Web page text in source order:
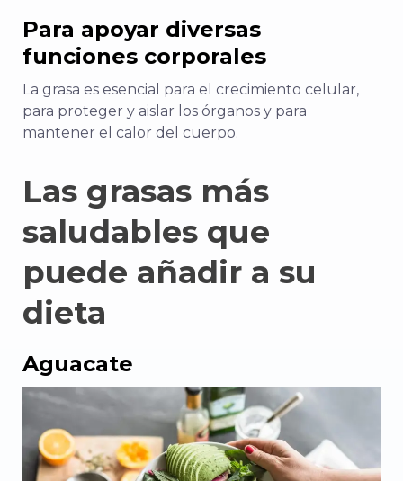
Para apoyar diversas
funciones corporales
La grasa es esencial para el crecimiento celular,
para proteger y aislar los órganos y para
mantener el calor del cuerpo.
Las grasas más
saludables que
puede añadir a su
dieta
Aguacate